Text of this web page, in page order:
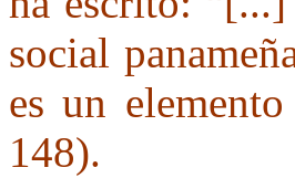
social
es un
148).